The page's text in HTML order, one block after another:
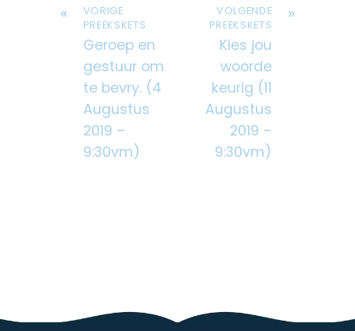
«
VORIGE
PREEKSKETS
Geroep en
gestuur om
te bevry. (4
Augustus
2019 –
9:30vm)
»
VOLGENDE
PREEKSKETS
Kies jou
woorde
keurig (11
Augustus
2019 –
9:30vm)